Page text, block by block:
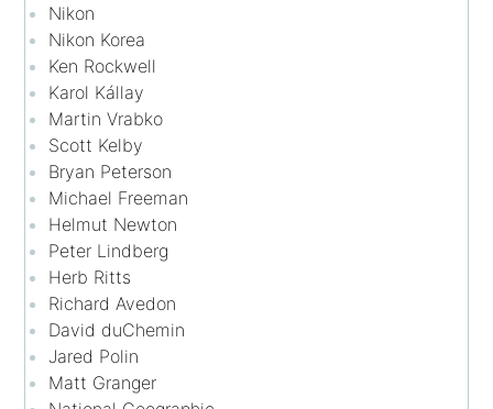
Nikon
Nikon Korea
Ken Rockwell
Karol Kállay
Martin Vrabko
Scott Kelby
Bryan Peterson
Michael Freeman
Helmut Newton
Peter Lindberg
Herb Ritts
Richard Avedon
David duChemin
Jared Polin
Matt Granger